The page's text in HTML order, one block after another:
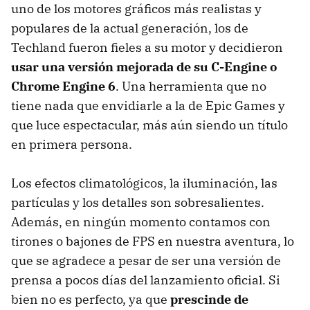
uno de los motores gráficos más realistas y
populares de la actual generación, los de
Techland fueron fieles a su motor y decidieron
usar una versión mejorada de su C-Engine o
Chrome Engine 6. Una herramienta que no
tiene nada que envidiarle a la de Epic Games y
que luce espectacular, más aún siendo un título
en primera persona.
Los efectos climatológicos, la iluminación, las
partículas y los detalles son sobresalientes.
Además, en ningún momento contamos con
tirones o bajones de FPS en nuestra aventura, lo
que se agradece a pesar de ser una versión de
prensa a pocos días del lanzamiento oficial. Si
bien no es perfecto, ya que prescinde de